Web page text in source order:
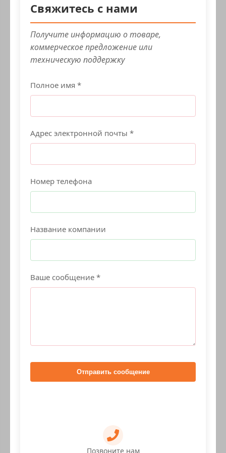
Свяжитесь с нами
Получите информацию о товаре,
коммерческое предложение или
техническую поддержку
Полное имя *
Адрес электронной почты *
Номер телефона
Название компании
Ваше сообщение *
Отправить сообщение
Позвоните нам